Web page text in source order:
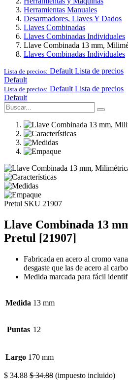
Herramientas Manuales
Desarmadores, Llaves Y Dados
Llaves Combinadas
Llaves Combinadas Individuales
Llave Combinada 13 mm,
Llaves Combinadas Individuales
Lista de precios: Default Lista de precios
Default
Lista de precios: Default Lista de precios
Default
Pretul SKU 21907
Llave Combinada 13
Pretul [21907]
Fabricada en acero al cromo
desgaste que las de acero al
Medida marcada para fácil
Medida 13 mm
Puntas 12
Largo 170 mm
$ 34.88 $34.88 (impuesto incluido)